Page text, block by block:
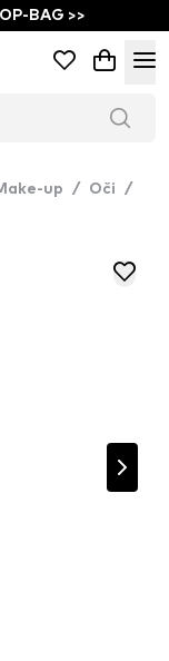
BAG >>
up / Oči
/